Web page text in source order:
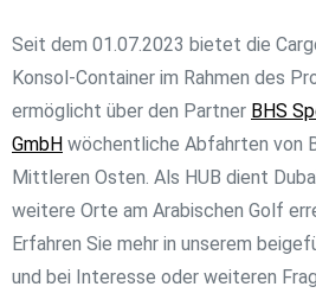
Seit dem 01.07.2023 bietet die
Konsol-Container im Rahmen des
ermöglicht über den Partner BHS
GmbH wöchentliche Abfahrten von
Mittleren Osten. Als HUB dient
weitere Orte am Arabischen Golf
Erfahren Sie mehr in unserem
und bei Interesse oder weiteren